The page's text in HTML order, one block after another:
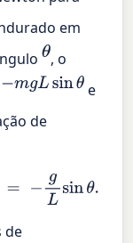
em
θ, o
−mgLsinθ
e
de
Lsin θ.
de